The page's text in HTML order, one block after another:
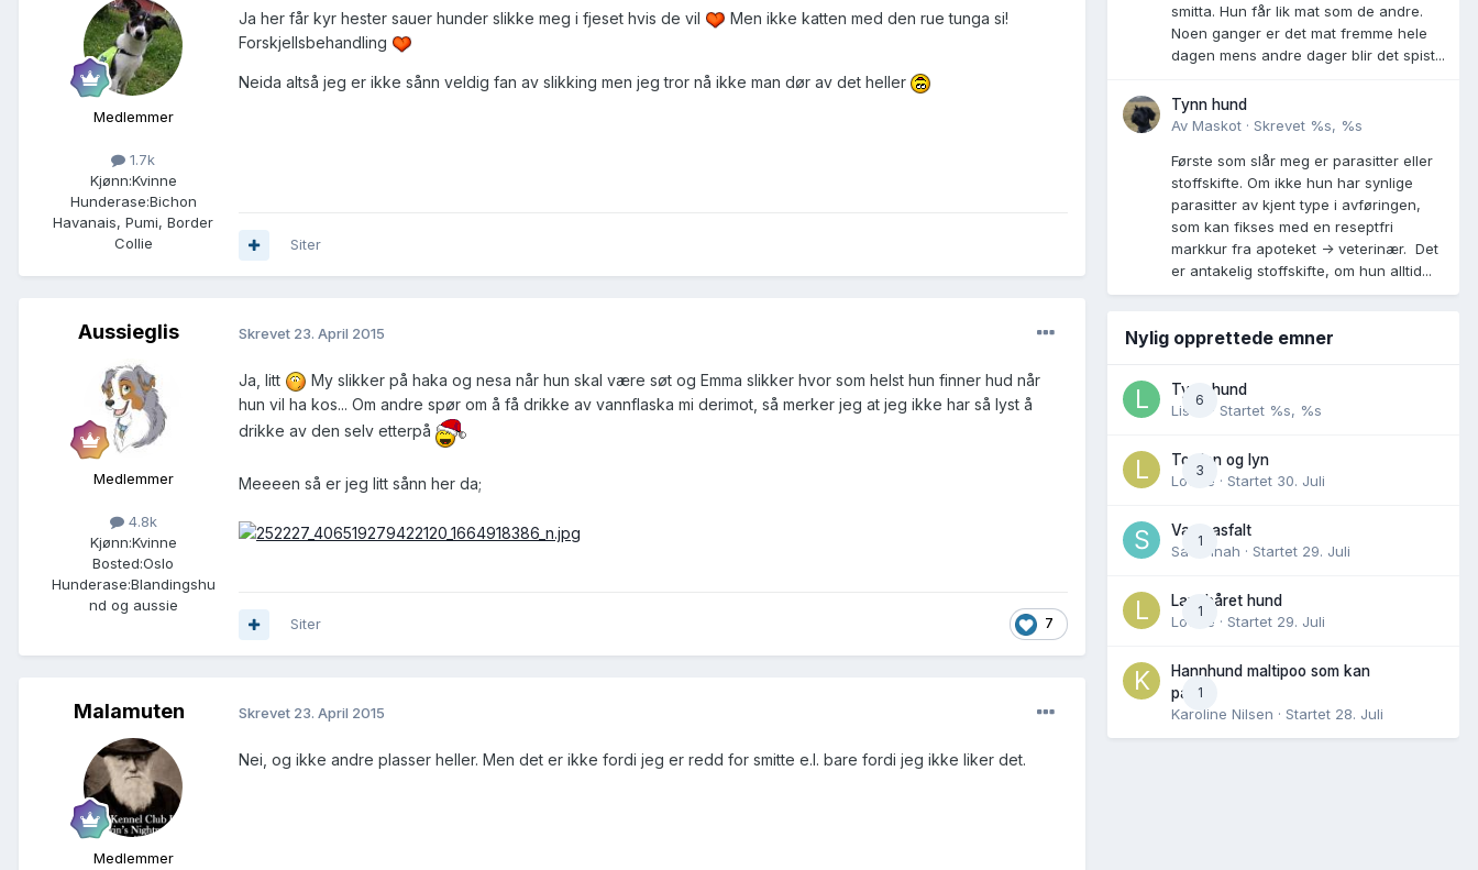
Medlemmer
1.7k
Kjønn:Kvinne
Hunderase:Bichon
Havanais, Pumi, Border
Collie
Ja her får kyr hester sauer hunder slikke meg i fjeset hvis de vil
Men ikke katten med den rue tunga si!
Forskjellsbehandling
Neida altså jeg er ikke sånn veldig fan av slikking men jeg tror nå ikke man dør av det heller
Siter
Aussieglis
Medlemmer
4.8k
Kjønn:Kvinne
Bosted:Oslo
Hunderase:Blandingshu
nd og aussie
Skrevet 23. April 2015
Ja, litt
My slikker på haka og nesa når hun skal være søt og Emma slikker hvor som helst hun finner hud når
hun vil ha kos... Om andre spør om å få drikke av vannflaska mi derimot, så merker jeg at jeg ikke har så lyst å
drikke av den selv etterpå
Meeeen så er jeg litt sånn her da;
7
Siter
Malamuten
Medlemmer
Skrevet 23. April 2015
Nei, og ikke andre plasser heller. Men det er ikke fordi jeg er redd for smitte e.l. bare fordi jeg ikke liker det.
smitta. Hun får lik mat som de andre.
Noen ganger er det mat fremme hele
dagen mens andre dager blir det spist...
Tynn hund
Av Maskot · Skrevet %s, %s
Første som slår meg er parasitter eller
stoffskifte. Om ikke hun har synlige
parasitter av kjent type i avføringen,
som kan fikses med en reseptfri
markkur fra apoteket -> veterinær. Det
er antakelig stoffskifte, om hun alltid...
Nylig opprettede emner
6
Tynn hund
Lisen
· Startet %s, %s
3
Torden og lyn
Lovise · Startet 30. Juli
1
Varm asfalt
Savannah · Startet 29. Juli
1
Langhåret hund
Lovise · Startet 29. Juli
1
Hannhund maltipoo som kan
parres
Karoline Nilsen · Startet 28. Juli